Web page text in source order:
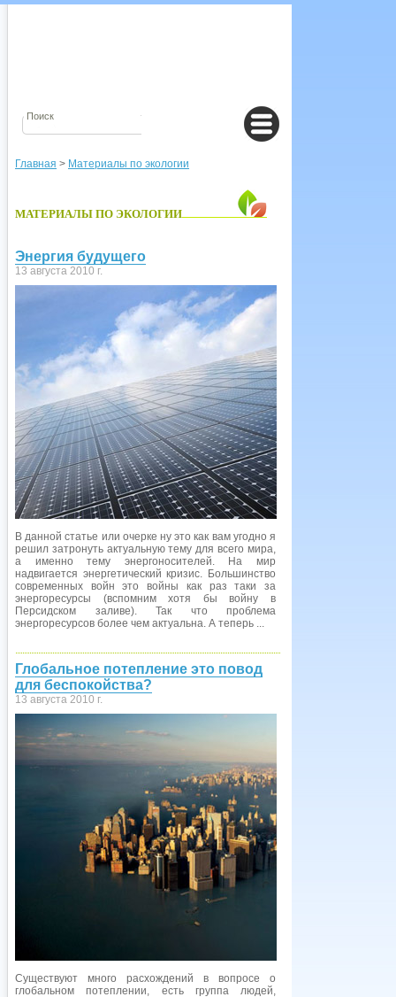
Главная > Материалы по экологии
МАТЕРИАЛЫ ПО ЭКОЛОГИИ
Энергия будущего
13 августа 2010 г.
В данной статье или очерке ну это как вам угодно я
решил затронуть актуальную тему для всего мира,
а именно тему энергоносителей. На мир
надвигается энергетический кризис. Большинство
современных войн это войны как раз таки за
энергоресурсы (вспомним хотя бы войну в
Персидском заливе). Так что проблема
энергоресурсов более чем актуальна. А теперь ...
Глобальное потепление это повод
для беспокойства?
13 августа 2010 г.
Существуют много расхождений в вопросе о
глобальном потеплении, есть группа людей,